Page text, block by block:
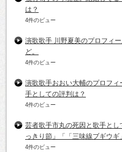
は？
4件のビュー
演歌歌手 川野夏美のプロフィ
ど。
4件のビュー
演歌歌手おおい大輔のプロフ
手としての評判は？
4件のビュー
芸者歌手市丸の死因と歌手と
っきり節」「「三味線ブギウギ
4件のビュー